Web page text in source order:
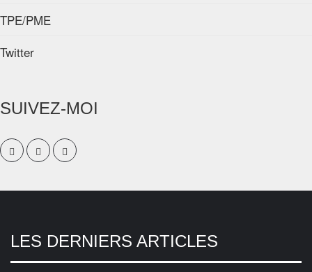
TPE/PME
Twitter
SUIVEZ-MOI
LES DERNIERS ARTICLES